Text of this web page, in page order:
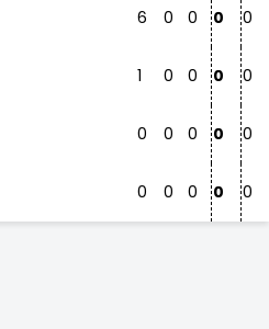
6 0 0 0 0
1 0 0 0 0
0 0 0 0 0
0 0 0 0 0